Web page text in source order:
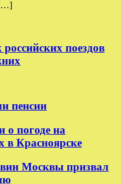
[…]
поездов
пенсии
о погоде на
в Красноярске
Москвы призвал